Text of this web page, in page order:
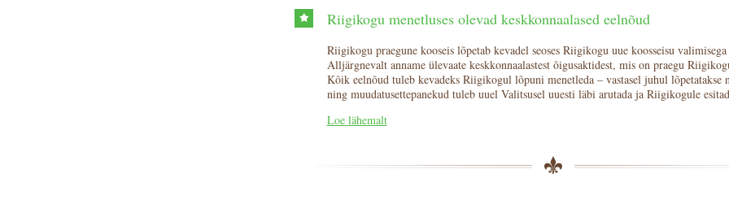
Riigikogu menetluses olevad keskkonnaalased eelnõud
Riigikogu praegune kooseis lõpetab kevadel seoses Riigikogu uue koosseisu
Alljärgnevalt anname ülevaate keskkonnaalastest õigusaktidest, mis on praegu
Kõik eelnõud tuleb kevadeks Riigikogul lõpuni menetleda – vastasel juhul lõpetatakse
ning muudatusettepanekud tuleb uuel Valitsusel uuesti läbi arutada ja Riigikogule
Loe lähemalt